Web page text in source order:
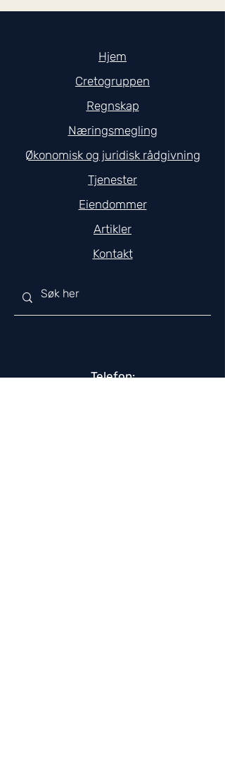
Hjem​
Cretogruppen
Regnskap
Næringsmegling
Økonomisk og juridisk rådgivning
Tjenester
Eiendommer
Artikler
Kontakt
Telefon: